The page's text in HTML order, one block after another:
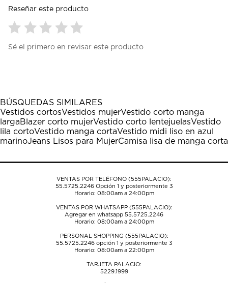
Reseñar este producto
para
1
estrella
Esta
acción
abrirá
el
de
para
estrellas.
Esta
acción
abrirá
el
de
para
estrellas.
Esta
acción
abrirá
el
de
para
estrellas.
Esta
acción
abrirá
el
de
para
estrellas.
Esta
acción
abrirá
el
de
Sé el primero en revisar este producto
BÚSQUEDAS SIMILARES
Vestidos cortosVestidos mujerVestido corto manga
largaBlazer corto mujerVestido corto lentejuelasVestido
lila cortoVestido manga cortaVestido midi liso en azul
marinoJeans Lisos para MujerCamisa lisa de manga corta
VENTAS POR TELÉFONO (555PALACIO):
55.5725.2246Opción 1 y posteriormente 3
Horario: 08:00am a 24:00pm
VENTAS POR WHATSAPP (555PALACIO):
Agregar en whatsapp 55.5725.2246
Horario: 08:00am a 24:00pm
PERSONAL SHOPPING (555PALACIO):
55.5725.2246opción 1 y posteriormente 3
Horario: 08:00am a 22:00pm
TARJETA PALACIO:
5229.1999